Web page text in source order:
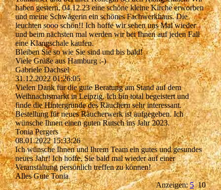
haben gestern, 04.12.23 eine schöne kleine Kirche erworben
und meine Schwägerin ein schönes Fachwerkhaus. Die
leuchten sooo schön!! Ich hoffe wir sehen uns Mal wieder
und beim nächsten mal werden wir bei Ihnen auf jeden Fall
eine Klangschale kaufen.
Bleiben Sie so wie Sie sind und bis bald!
Viele Grüße aus Hamburg :-)
Gabriele Dachsel
31.12.2022 01:26:05
Vielen Dank für die gute Beratung am Stand auf dem
Weihnachtsmarkt in Leipzig. Ich bin total begeistert und
finde die Hintergründe des Räuchern sehr interessant.
Bestellung für neues Räucherwerk ist aufgegeben. Ich
wünsche Ihnen einen guten Rutsch ins Jahr 2023.
Tonia Pergers
08.01.2022 15:33:26
Ich wünsche Ihnen und Ihrem Team ein gutes und gesundes
neues Jahr! Ich hoffe, Sie bald mal wieder auf einer
Veranstaltung persönlich treffen zu können!
Alles Gute Tonia
Anzeigen:510